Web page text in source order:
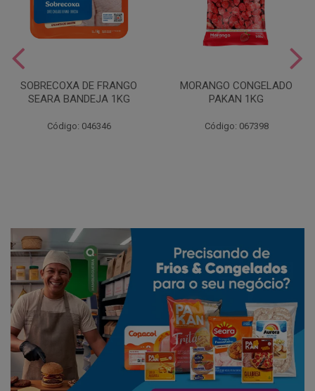
SOBRECOXA DE FRANGO
SEARA BANDEJA 1KG
Código: 046346
MORANGO CONGELADO
PAKAN 1KG
Código: 067398